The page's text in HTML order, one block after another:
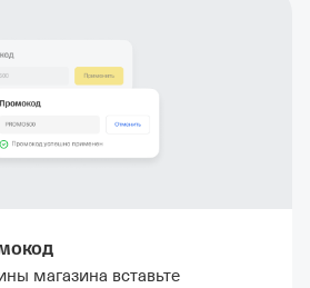
магазина вставьте